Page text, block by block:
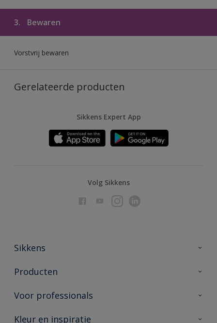
3. Bewaren
Vorstvrij bewaren
Gerelateerde producten
Sikkens Expert App
Volg Sikkens
Sikkens
Over Sikkens
Duurzaamheid
Producten
Producten voor binnen
Vind je verkooppunt
Voor professionals
Advies & service
Kleur en inspiratie